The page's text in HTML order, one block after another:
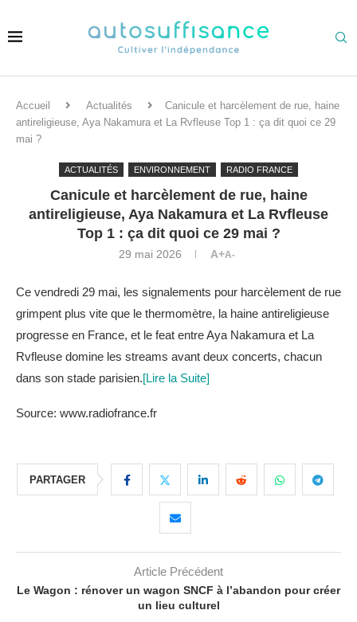
Accueil Actualités
Canicule et harcèlement de rue, haine
antireligieuse, Aya Nakamura et La Rvfleuse Top 1 : ça dit quoi ce 29
mai ?
ACTUALITÉS ENVIRONNEMENT RADIO FRANCE
Canicule et harcèlement de rue, haine
antireligieuse, Aya Nakamura et La Rvfleuse
Top 1 : ça dit quoi ce 29 mai ?
29 mai 2026 A+A-
Ce vendredi 29 mai, les signalements pour harcèlement de rue
grimpent plus vite que le thermomètre, la haine antireligieuse
progresse en France, et le feat entre Aya Nakamura et La
Rvfleuse domine les streams avant deux concerts, chacun
dans son stade parisien.[Lire la Suite]
Source: www.radiofrance.fr
PARTAGER
Article Précédent
Le Wagon : rénover un wagon SNCF à l’abandon pour créer
un lieu culturel